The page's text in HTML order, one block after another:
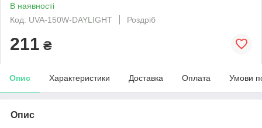
В наявності
Код: UVA-150W-DAYLIGHT
Роздріб
211 ₴
Опис Характеристики Доставка Оплата Умови
Опис